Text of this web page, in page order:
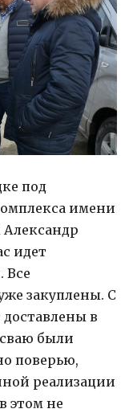
под
имени
Александр
идет
Все
закуплены. С
в
были
поверью,
реализации
этом не